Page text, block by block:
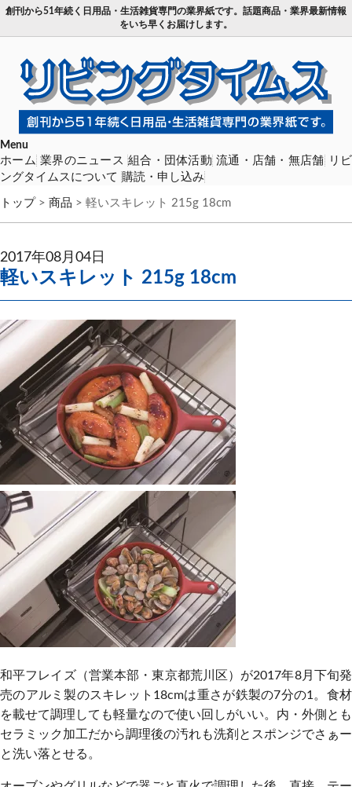
創刊から51年続く日用品・生活雑貨専門の業界紙です。話題商品・業界最新情報
をいち早くお届けします。
Menu
ホーム 業界のニュース 組合・団体活動 流通・店舗・無店舗 リビ
ングタイムスについて 購読・申し込み
トップ > 商品 > 軽いスキレット 215g 18cm
2017年08月04日
軽いスキレット 215g 18cm
和平フレイズ（営業本部・東京都荒川区）が2017年8月下旬発
売のアルミ製のスキレット18cmは重さが鉄製の7分の1。食材
を載せて調理しても軽量なので使い回しがいい。内・外側とも
セラミック加工だから調理後の汚れも洗剤とスポンジでさぁー
と洗い落とせる。